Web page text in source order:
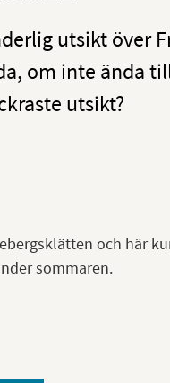
utsikt över
om inte ända
utsikt?
och här
sommaren.